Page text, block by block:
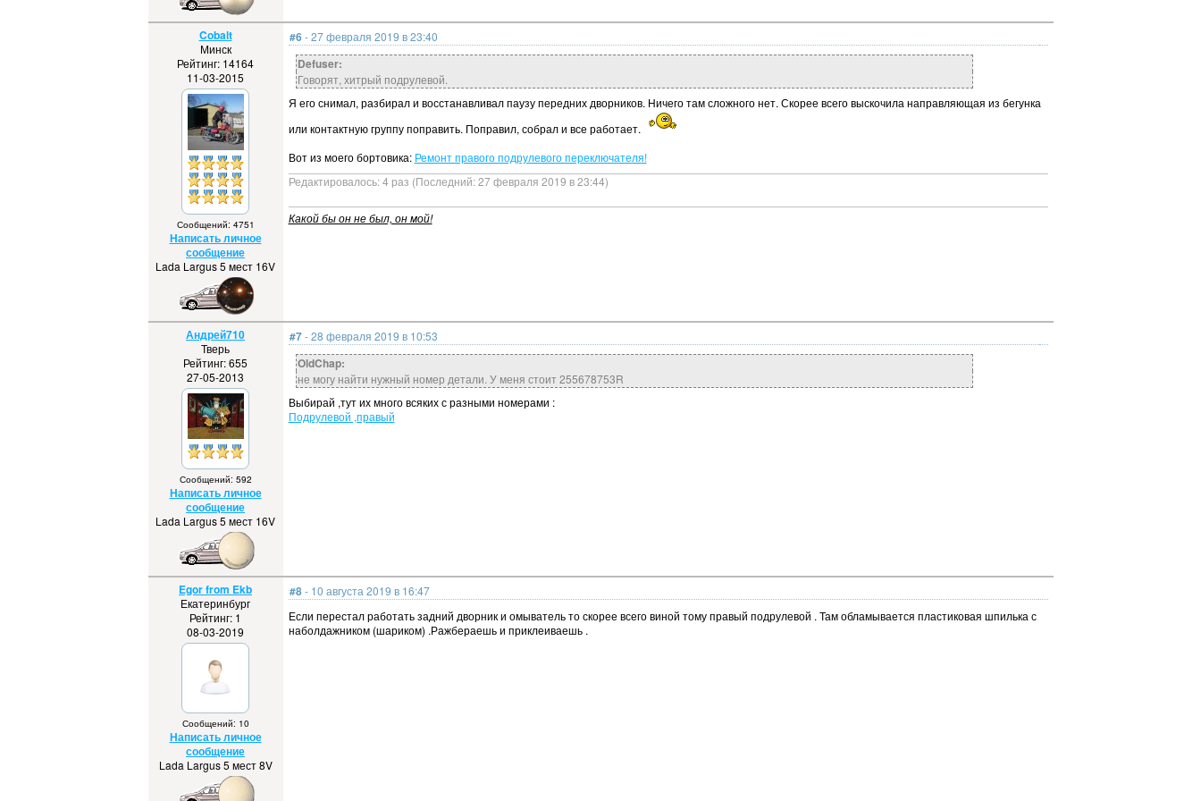
Cobalt
Минск
Рейтинг: 14164
11-03-2015
Сообщений: 4751
Написать личное
сообщение
Lada Largus 5 мест 16V
#6- 27 февраля 2019 в 23:40
Defuser:
Говорят, хитрый подрулевой.
Я его снимал, разбирал и восстанавливал паузу передних дворников. Ничего там сложного нет. Скорее всего выскочила направляющая из бегунка
или контактную группу поправить. Поправил, собрал и все работает.
Вот из моего бортовика: Ремонт правого подрулевого переключателя!
Редактировалось: 4 раз (Последний: 27 февраля 2019 в 23:44)
Какой бы он не был, он мой!
Андрей710
Тверь
Рейтинг: 655
27-05-2013
Сообщений: 592
Написать личное
сообщение
Lada Largus 5 мест 16V
#7- 28 февраля 2019 в 10:53
OldChap:
не могу найти нужный номер детали. У меня стоит 255678753R
Выбирай ,тут их много всяких с разными номерами :
Подрулевой ,правый
Egor from Ekb
Екатеринбург
Рейтинг: 1
08-03-2019
Сообщений: 10
Написать личное
сообщение
Lada Largus 5 мест 8V
#8- 10 августа 2019 в 16:47
Если перестал работать задний дворник и омыватель то скорее всего виной тому правый подрулевой . Там обламывается пластиковая шпилька с
наболдажником (шариком) .Ражбераешь и приклеиваешь .